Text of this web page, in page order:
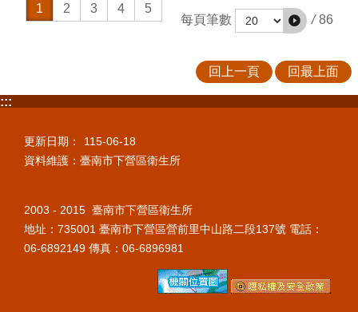
1 2 3 4
5
每頁筆數
/ 86
回上一頁 回最上面
:::
更新日期：
115-06-18
資料維護：臺南市下營區衛生所
2003 - 2015 臺南市下營區衛生所
地址：735001 臺南市下營區營前里中山路二段137號 電話：
06-6892149 傳真：06-6896981